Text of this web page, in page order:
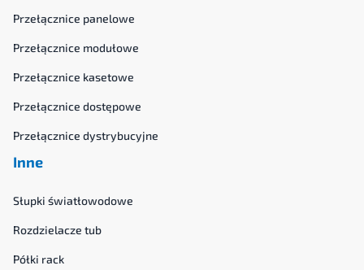
Przełącznice panelowe
Przełącznice modułowe
Przełącznice kasetowe
Przełącznice dostępowe
Przełącznice dystrybucyjne
Inne
Słupki światłowodowe
Rozdzielacze tub
Półki rack